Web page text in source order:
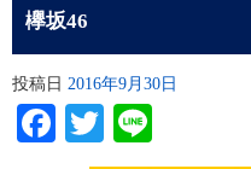
欅坂46
投稿日 2016年9月30日
Facebook
Twitter